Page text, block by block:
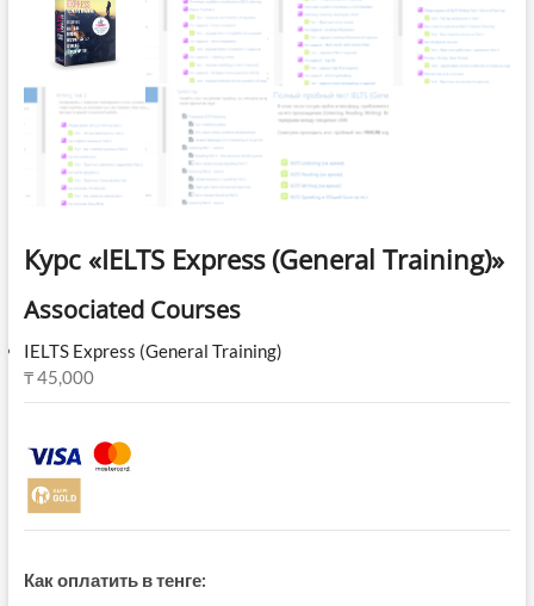
Курс «IELTS Express (General Training)»
Associated Courses
IELTS Express (General Training)
₸45,000
Как оплатить в тенге: